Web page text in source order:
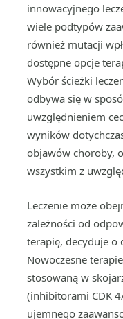
innowacyjnego
wiele podtypów
również mutacji
dostępne opcje
Wybór ścieżki
odbywa się w
uwzględnieniem
wyników
objawów choroby,
wszystkim z
Leczenie może
zależności od
terapię, decyduje o
Nowoczesne
stosowaną w
(inhibitorami CDK
ujemnego